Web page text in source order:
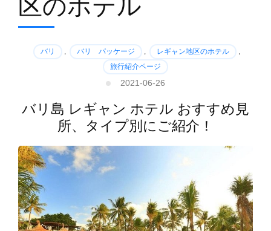
区のホテル
バリ , バリ パッケージ , レギャン地区のホテル
,
旅行紹介ページ
2021-06-26
バリ島 レギャン ホテル おすすめ見
所、タイプ別にご紹介！